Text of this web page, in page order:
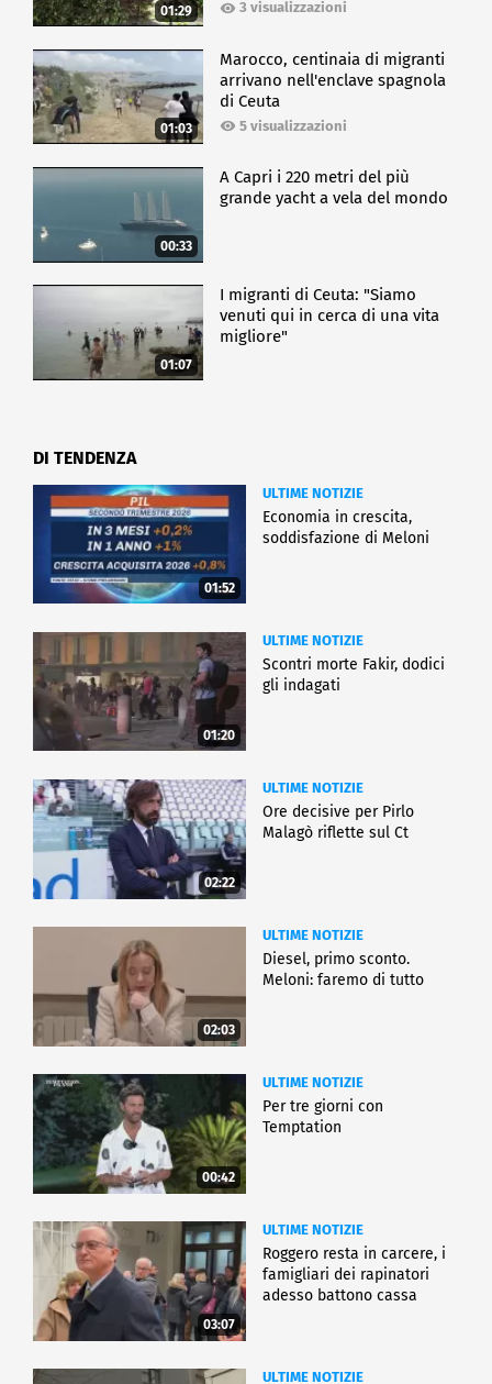
01:29 3 visualizzazioni
01:03
Marocco, centinaia di migranti
arrivano nell'enclave spagnola
di Ceuta
5 visualizzazioni
00:33
A Capri i 220 metri del più
grande yacht a vela del mondo
01:07
I migranti di Ceuta: "Siamo
venuti qui in cerca di una vita
migliore"
DI TENDENZA
01:52
ULTIME NOTIZIE
Economia in crescita,
soddisfazione di Meloni
01:20
ULTIME NOTIZIE
Scontri morte Fakir, dodici
gli indagati
02:22
ULTIME NOTIZIE
Ore decisive per Pirlo
Malagò riflette sul Ct
02:03
ULTIME NOTIZIE
Diesel, primo sconto.
Meloni: faremo di tutto
00:42
ULTIME NOTIZIE
Per tre giorni con
Temptation
03:07
ULTIME NOTIZIE
Roggero resta in carcere, i
famigliari dei rapinatori
adesso battono cassa
ULTIME NOTIZIE